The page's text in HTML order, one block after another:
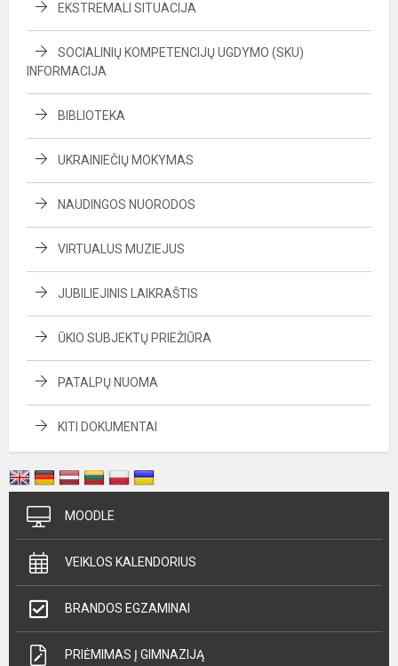
EKSTREMALI SITUACIJA
SOCIALINIŲ KOMPETENCIJŲ UGDYMO (SKU)
INFORMACIJA
BIBLIOTEKA
UKRAINIEČIŲ MOKYMAS
NAUDINGOS NUORODOS
VIRTUALUS MUZIEJUS
JUBILIEJINIS LAIKRAŠTIS
ŪKIO SUBJEKTŲ PRIEŽIŪRA
PATALPŲ NUOMA
KITI DOKUMENTAI
MOODLE
VEIKLOS KALENDORIUS
BRANDOS EGZAMINAI
PRIĖMIMAS Į GIMNAZIJĄ